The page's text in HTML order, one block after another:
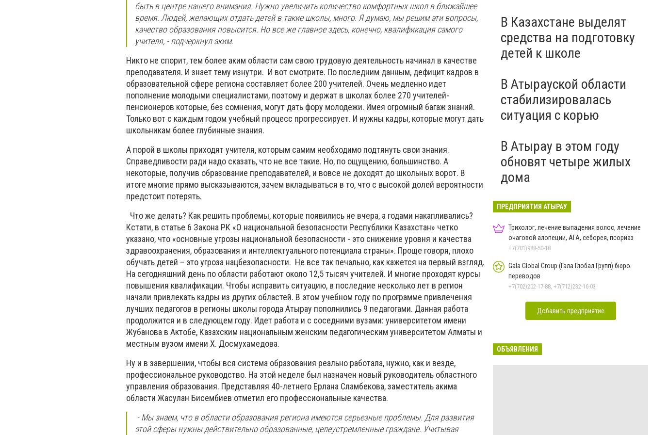
быть в центре нашего внимания. Нужно увеличить количество комфортных школ в ближайшее
время. Людей, желающих отдать детей в такие школы, много. Я думаю, мы решим эти вопросы,
качество образования повысится. Но все же главное здесь, конечно, квалификация самого
учителя, - подчеркнул аким.
Никто не спорит, тем более аким области сам свою трудовую деятельность начинал в качестве
преподавателя. И знает тему изнутри. И вот смотрите. По последним данным, дефицит кадров в
образовательной сфере региона составляет более 200 учителей. Очень медленно идет
пополнение молодыми специалистами, поэтому и держат в школах более 270 учителей-
пенсионеров которые, без сомнения, могут дать фору молодежи. Имея огромный багаж знаний.
Только вот с каждым годом учебный процесс прогрессирует. И нужны кадры, которые могут дать
школьникам более глубинные знания.
А порой в школы приходят учителя, которым самим необходимо подтянуть свои знания.
Справедливости ради надо сказать, что не все такие. Но, по ощущению, большинство. А
некоторые, получив образование преподавателей, и вовсе не доходят до школьных ворот. В
итоге многие прямо высказываются, зачем вкладываться в то, что с высокой долей вероятности
предстоит потерять.
Что же делать? Как решить проблемы, которые появились не вчера, а годами накапливались?
Кстати, в статье 6 Закона РК «О национальной безопасности Республики Казахстан» четко
указано, что «основные угрозы национальной безопасности - это снижение уровня и качества
здравоохранения, образования и интеллектуального потенциала страны». Проще говоря, плохо
обучать детей – это угроза нацбезопасности. Не все так печально, как кажется на первый взгляд.
На сегодняшний день по области работают около 12,5 тысяч учителей. И многие проходят курсы
повышения квалификации. Чтобы исправить ситуацию, в последние несколько лет в регион
начали привлекать кадры из других областей. В этом учебном году по программе привлечения
лучших педагогов в регионы школы города Атырау пополнились 9 педагогами. Данная работа
продолжится и в следующем году. Идет работа и с соседними вузами: университетом имени
Жубанова в Актобе, Казахским национальным женским педагогическим университетом Алматы и
местным вузом имени Х. Досмухамедова.
Ну и в завершении, чтобы вся система образования реально работала, нужно, как и везде,
профессиональное руководство. На этой неделе был назначен новый руководитель областного
управления образования. Представляя 40-летнего Ерлана Сламбекова, заместитель акима
области Жасулан Бисембиев отметил его профессиональные качества.
- Мы знаем, что в области образования региона имеются серьезные проблемы. Для развития
этой сферы нужны действительно образованные, целеустремленные граждане. Учитывая
В Казахстане выделят
средства на подготовку
детей к школе
В Атырауской области
стабилизировалась
ситуация с корью
В Атырау в этом году
обновят четыре жилых
дома
ПРЕДПРИЯТИЯ АТЫРАУ
Трихолог, лечение выпадения волос, лечение
очаговой алопеции, АГА, себорея, псориаз
+7(701)988-50-18
Gala Global Group (Гала Глобал Групп) бюро
переводов
+7(702)202-17-88, +7(712)232-16-03
Добавить предприятие
ОБЪЯВЛЕНИЯ